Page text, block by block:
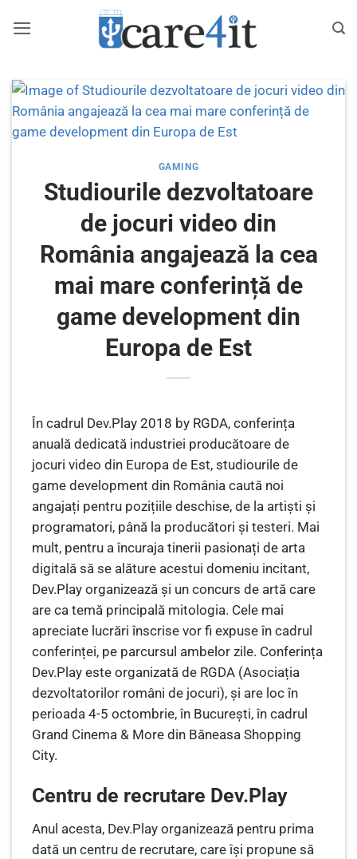
GAMING
Studiourile dezvoltatoare
de jocuri video din
România angajează la cea
mai mare conferință de
game development din
Europa de Est
În cadrul Dev.Play 2018 by RGDA, conferința
anuală dedicată industriei producătoare de
jocuri video din Europa de Est, studiourile de
game development din România caută noi
angajați pentru pozițiile deschise, de la artiști și
programatori, până la producători și testeri. Mai
mult, pentru a încuraja tinerii pasionați de arta
digitală să se alăture acestui domeniu incitant,
Dev.Play organizează și un concurs de artă care
are ca temă principală mitologia. Cele mai
apreciate lucrări înscrise vor fi expuse în cadrul
conferinței, pe parcursul ambelor zile. Conferința
Dev.Play este organizată de RGDA (Asociația
dezvoltatorilor români de jocuri), și are loc în
perioada 4-5 octombrie, în București, în cadrul
Grand Cinema & More din Băneasa Shopping
City.
Centru de recrutare Dev.Play
Anul acesta, Dev.Play organizează pentru prima
dată un centru de recrutare, care își propune să